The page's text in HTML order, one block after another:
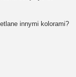
innymi kolorami?